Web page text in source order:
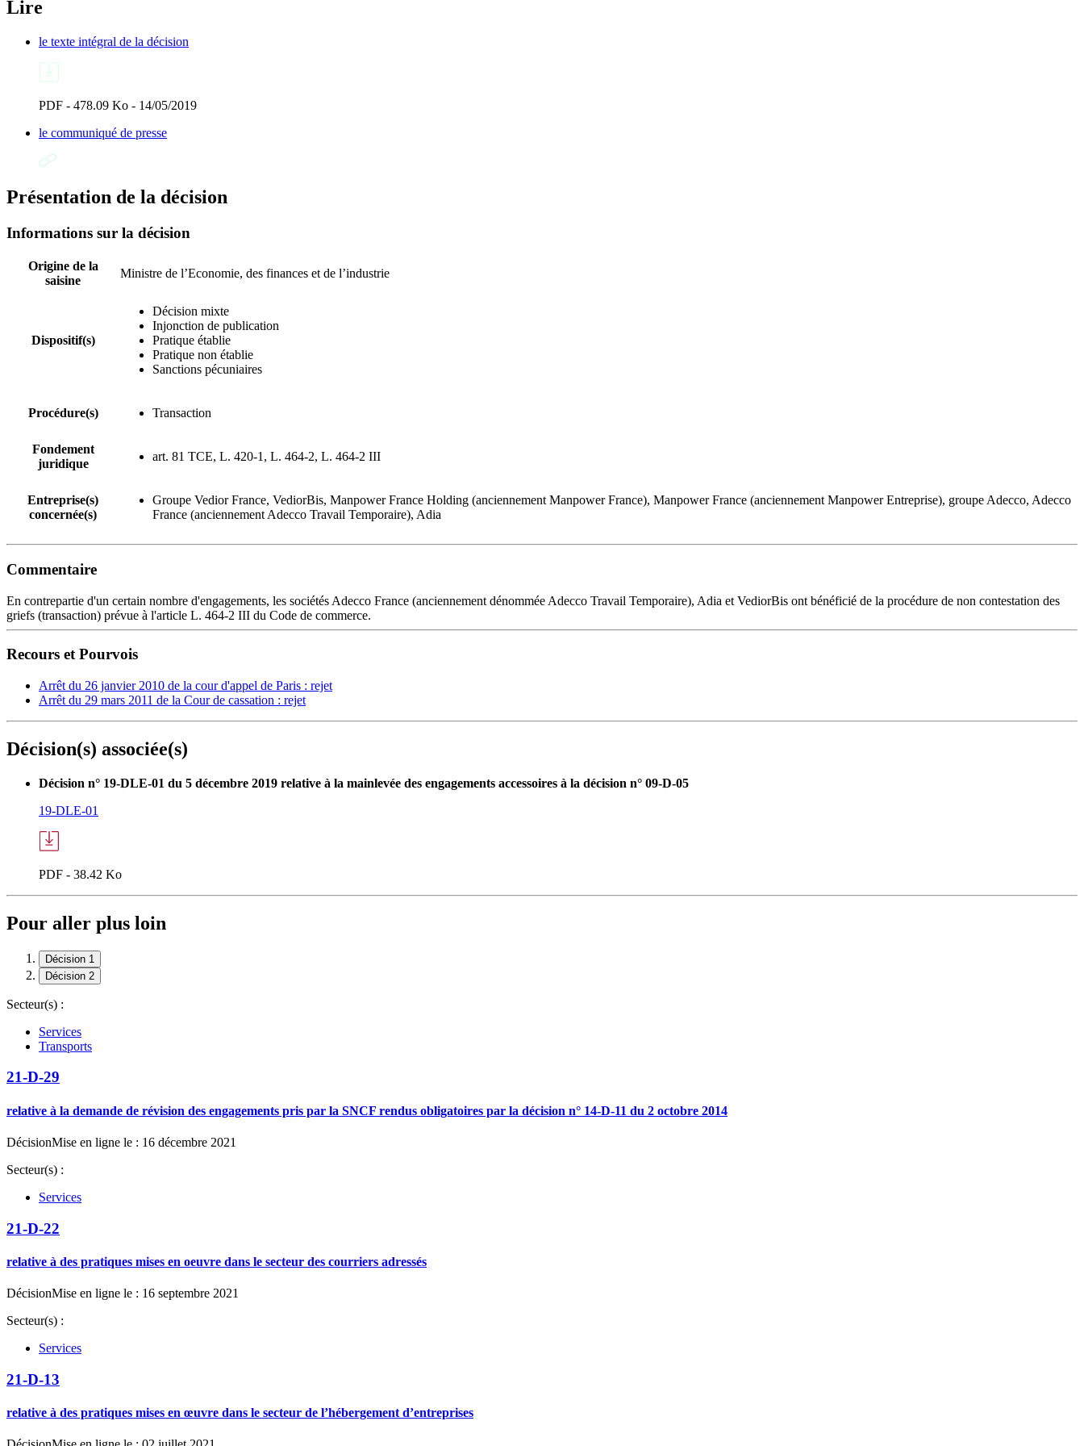
Lire
le texte intégral de la décision
PDF - 478.09 Ko - 14/05/2019
le communiqué de presse
Présentation de la décision
Informations sur la décision
Origine de la
saisine
Ministre de l’Economie, des finances et de l’industrie
Dispositif(s)
Décision mixte
Injonction de publication
Pratique établie
Pratique non établie
Sanctions pécuniaires
Procédure(s) Transaction
Fondement
juridique
art. 81 TCE, L. 420-1, L. 464-2, L. 464-2 III
Entreprise(s)
concernée(s)
Groupe Vedior France, VediorBis, Manpower France Holding (anciennement Manpower France), Manpower France (anciennement Manpower Entreprise), groupe Adecco, Adecco
France (anciennement Adecco Travail Temporaire), Adia
Commentaire
En contrepartie d'un certain nombre d'engagements, les sociétés Adecco France (anciennement dénommée Adecco Travail Temporaire), Adia et VediorBis ont bénéficié de la procédure de non contestation des
griefs (transaction) prévue à l'article L. 464-2 III du Code de commerce.
Recours et Pourvois
Arrêt du 26 janvier 2010 de la cour d'appel de Paris : rejet
Arrêt du 29 mars 2011 de la Cour de cassation : rejet
Décision(s) associée(s)
Décision n° 19-DLE-01 du 5 décembre 2019 relative à la mainlevée des engagements accessoires à la décision n° 09-D-05
19-DLE-01
PDF - 38.42 Ko
Pour aller plus loin
Décision 1
Décision 2
Secteur(s) :
Services
Transports
21-D-29
relative à la demande de révision des engagements pris par la SNCF rendus obligatoires par la décision n° 14-D-11 du 2 octobre 2014
DécisionMise en ligne le : 16 décembre 2021
Secteur(s) :
Services
21-D-22
relative à des pratiques mises en oeuvre dans le secteur des courriers adressés
DécisionMise en ligne le : 16 septembre 2021
Secteur(s) :
Services
21-D-13
relative à des pratiques mises en œuvre dans le secteur de l’hébergement d’entreprises